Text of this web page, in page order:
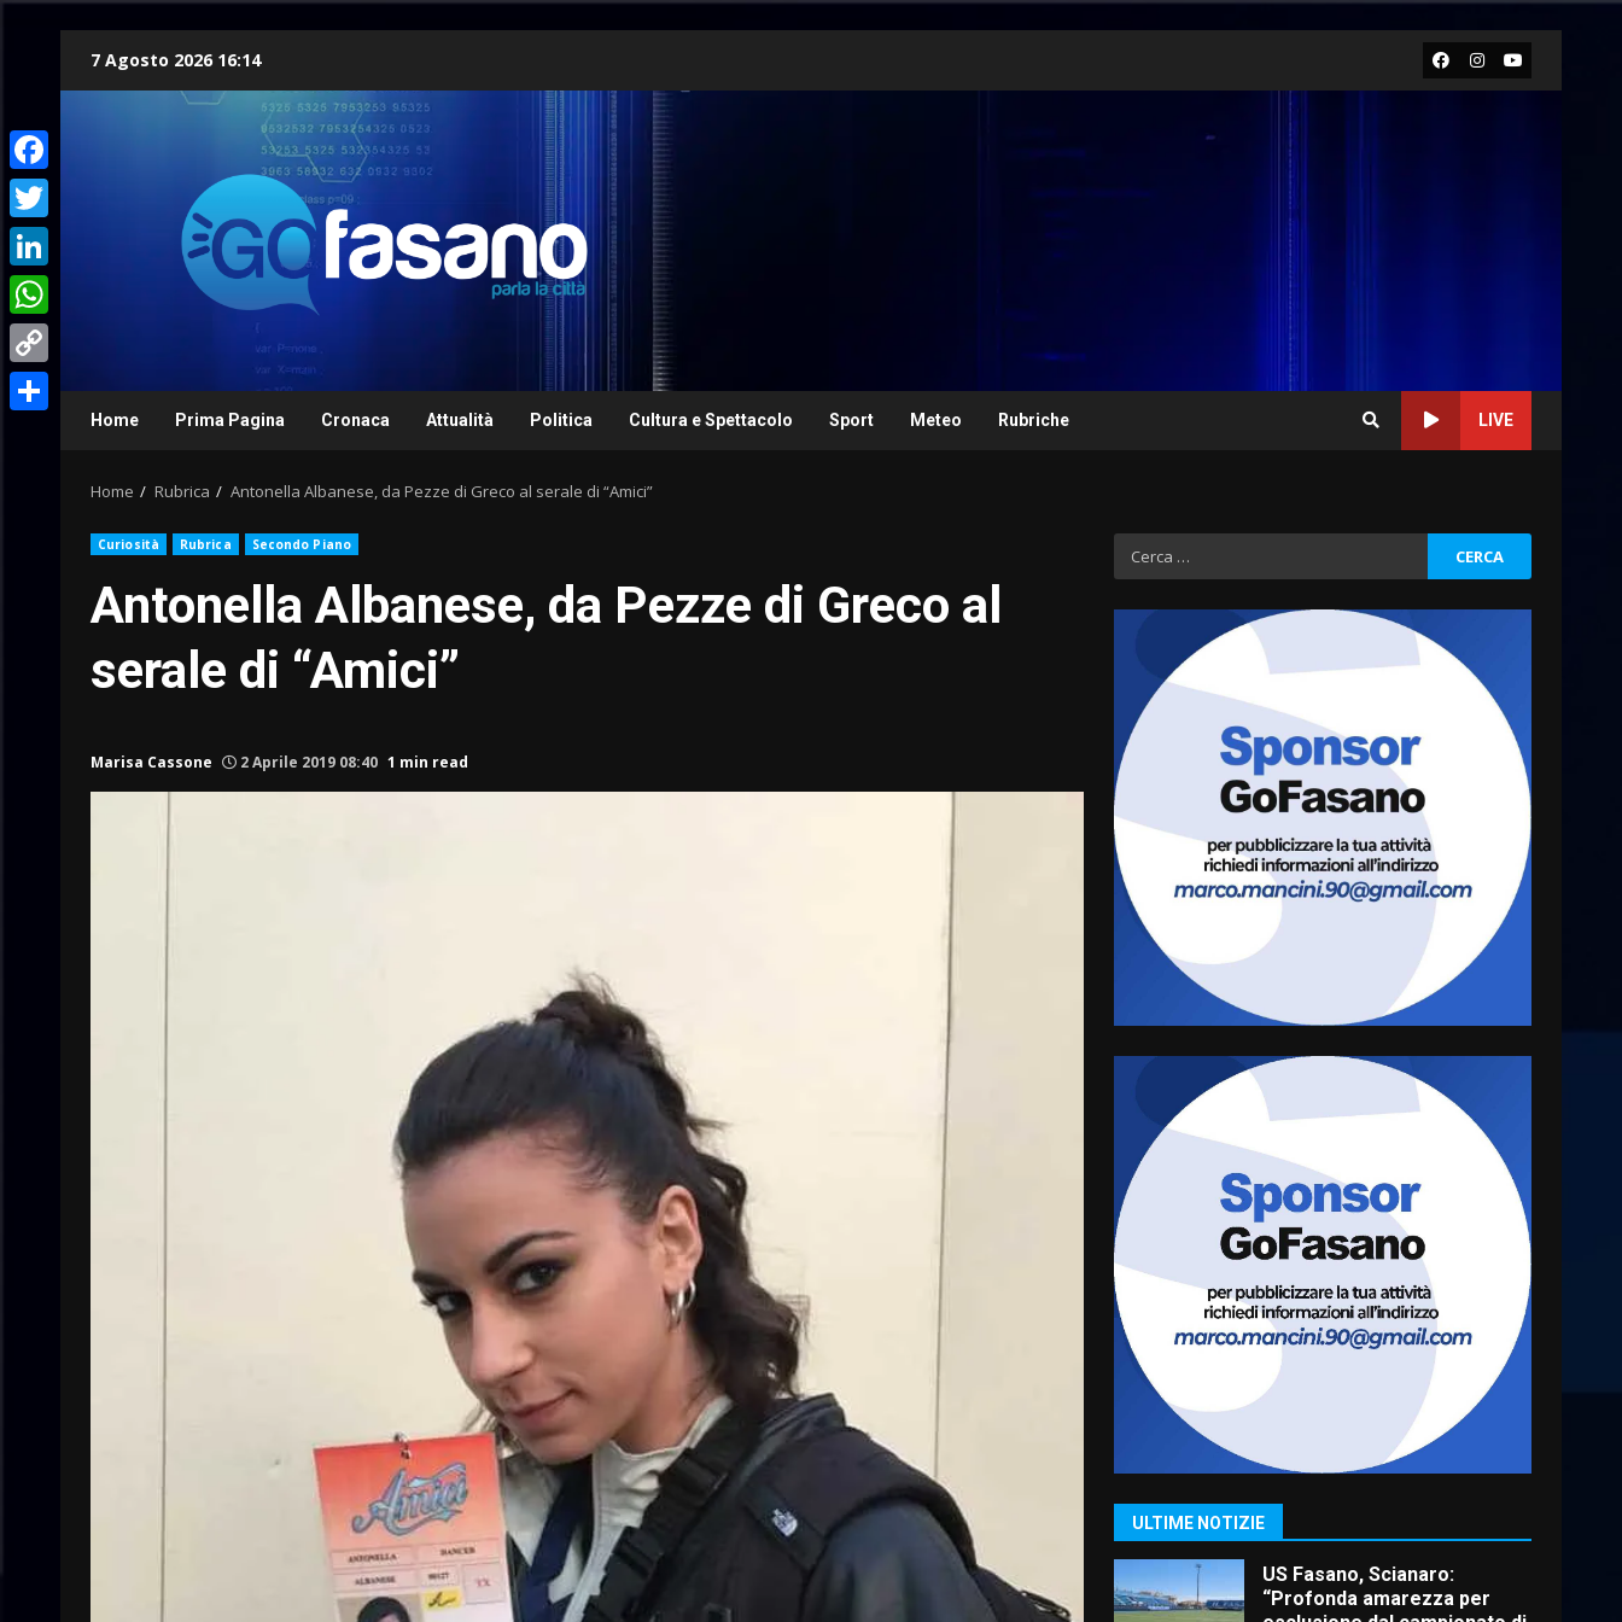
7 Agosto 2026 16:14 Facebook
Instagram
Youtube
Home Prima Pagina Cronaca Attualità Politica Cultura e Spettacolo Sport Meteo Rubriche LIVE
Home Rubrica Antonella Albanese, da Pezze di Greco al serale di “Amici”
Curiosità Rubrica Secondo Piano
Antonella Albanese, da Pezze di Greco al
serale di “Amici”
Marisa Cassone 2 Aprile 2019 08:40 1 min read
Ricerca
per:
ULTIME NOTIZIE
Fasanese ferito a colpi di
arma da fuoco
6 Agosto 2026 18:13
4
Carta d’identità: continua il
piano di aperture
straordinarie del Comune di
Fasano
6 Agosto 2026 14:16
5
Grazia Neglia, coordinatrice
cittadina di Fratelli d’Italia,
pronta a tornare in Consiglio
6 Agosto 2026 08:00
Cura dei beni comuni e
cittadinanza attiva: online
l’avviso per la gestione
condivisa della Villetta di
Laureto
6 Agosto 2026 06:20
7
La magia del Minareto e la
prima assoluta de “L’Albergo
Belvedere. Il rapimento”
6 Agosto 2026 06:15
1
“I Contestatori: Musica di
Rivoluzione”: nuovo
appuntamento con “Fasano in
US Fasano, Scianaro:
“Profonda amarezza per
Facebook
Twitter
LinkedIn
WhatsApp
Copy